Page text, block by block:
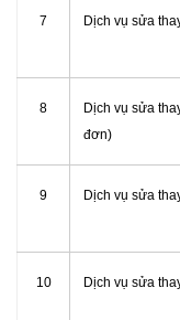
7 Dịch vụ sửa
8
Dịch vụ sửa
đơn)
9 Dịch vụ sửa
10 Dịch vụ sửa